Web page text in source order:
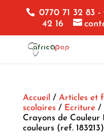
0770 71 32 83
42 16
Accueil / Articles et
scolaires/ Ecriture/
Crayons de Couleur
couleurs (ref. 183213)